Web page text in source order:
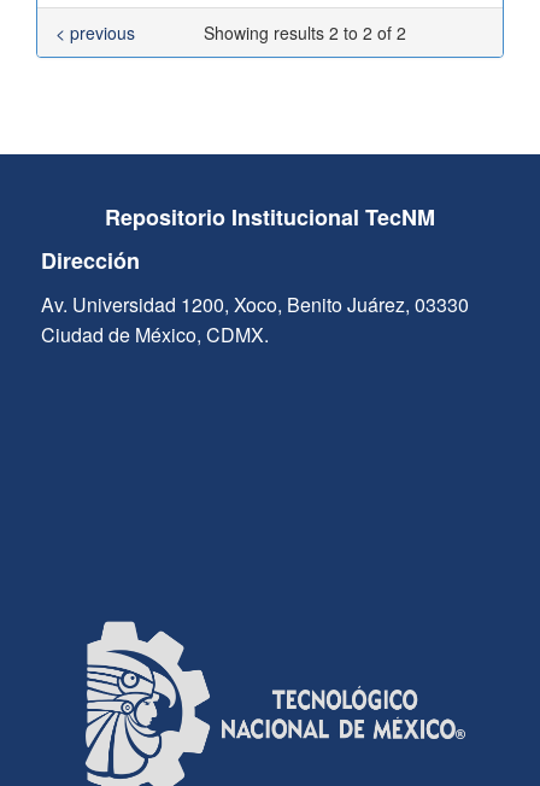
Showing results 2 to 2 of 2
< previous
Repositorio Institucional TecNM
Dirección
Av. Universidad 1200, Xoco, Benito Juárez, 03330
Ciudad de México, CDMX.